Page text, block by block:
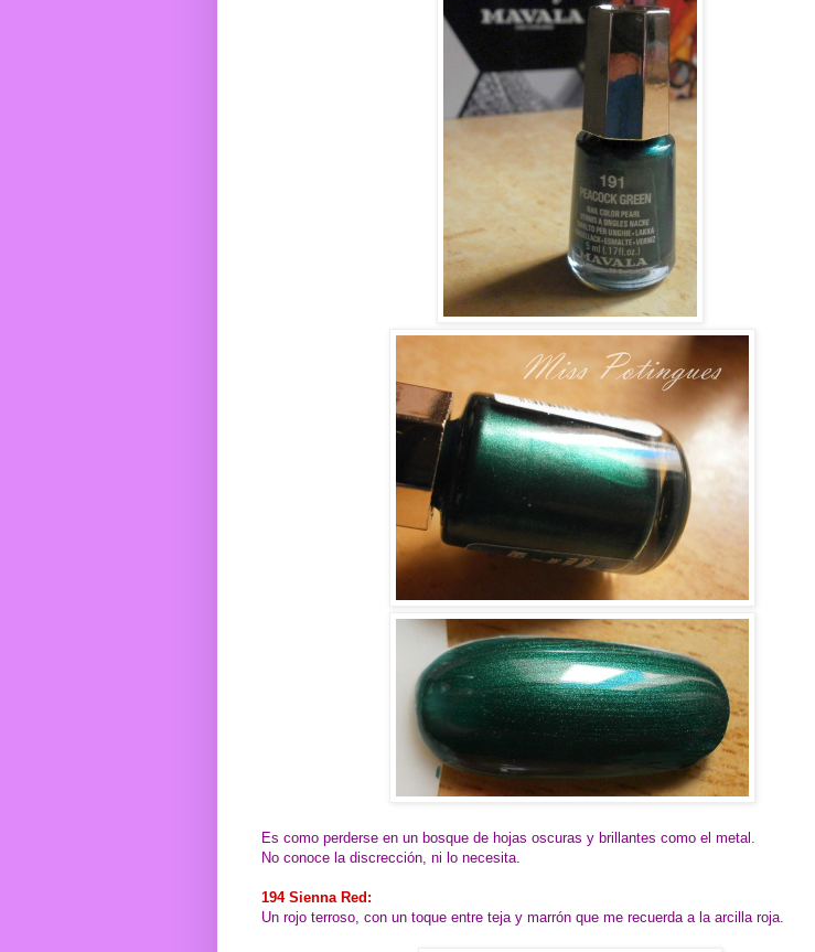
Es como perderse en un bosque de hojas oscuras y brillantes como el metal.
No conoce la discrección, ni lo necesita.
194 Sienna Red:
Un rojo terroso, con un toque entre teja y marrón que me recuerda a la arcilla roja.